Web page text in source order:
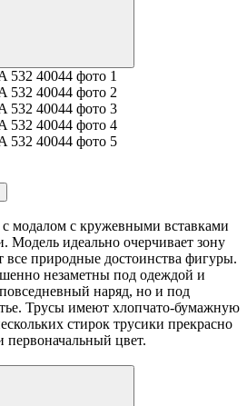
модалом с кружевными вставками
Модель идеально очерчивает зону
все природные достоинства фигуры.
незаметны под одеждой и
наряд, но и под
Трусы имеют хлопчато-бумажную
стирок трусики прекрасно
цвет.